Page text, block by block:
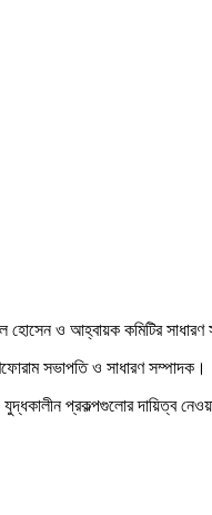
ও আহ্বায়ক কমিটির
সভাপতি ও সাধারণ সম্পাদক।
প্রকল্পগুলোর দায়িত্ব নেওয়ার